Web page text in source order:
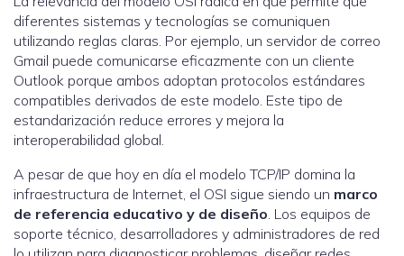
diferentes sistemas y tecnologías se comuniquen
utilizando reglas claras. Por ejemplo, un servidor de correo
Gmail puede comunicarse eficazmente con un cliente
Outlook porque ambos adoptan protocolos estándares
compatibles derivados de este modelo. Este tipo de
estandarización reduce errores y mejora la
interoperabilidad global.
A pesar de que hoy en día el modelo TCP/IP domina la
infraestructura de Internet, el OSI sigue siendo un marco
de referencia educativo y de diseño. Los equipos de
soporte técnico, desarrolladores y administradores de red